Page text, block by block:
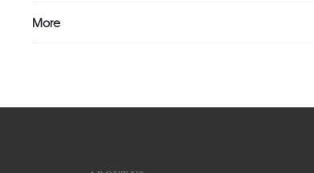
More